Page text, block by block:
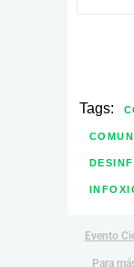
Tags:
Evento
Para